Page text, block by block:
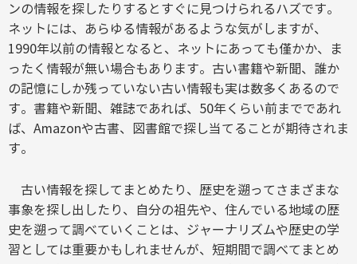
ンの情報を探したりするとすぐに見つけられるハズです。
ネットには、あらゆる情報があるような気がしますが、
1990年以前の情報となると、ネットにあっても僅かか、ま
ったく情報が無い場合もあります。古い書籍や新聞、誰か
の記憶にしか残っていない古い情報も実は数多くあるので
す。書籍や新聞、雑誌であれば、50年くらい前までであれ
ば、Amazonや古書、図書館で探し当てることが期待されま
す。
古い情報を探してまとめたり、歴史を遡ってさまざまな
事象を探し出したり、自分の祖先や、住んでいる地域の歴
史を遡って調べていくことは、ジャーナリズムや歴史の学
習としては重要かもしれませんが、短期間で調べてまとめ